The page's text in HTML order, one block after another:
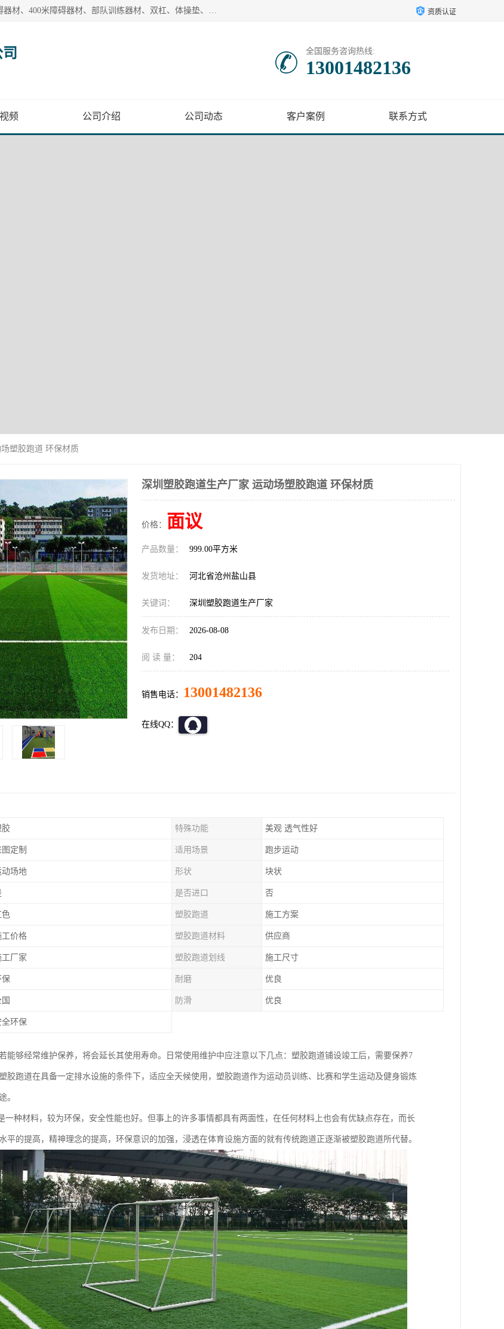
【1分钟前更新】盐山洛龙体育器材销售有限公司批量供应：300米障碍器材、400米障碍器材、部队训练器材、双杠、体操垫、舞蹈把杆等产品。盐山洛龙体育器材销售有限公司经过多年的发展，集研发，生产，销售，售后服务为一体. 奉行“质量，信誉，服务”的宗旨，以开拓创新的精神和真诚守信的态度积极进取。 资质认证
全国服务咨询热线:
13001482136
频 公司介绍 公司动态 客户案例 联系方式
塑胶跑道 环保材质
深圳塑胶跑道生产厂家 运动场塑胶跑道 环保材质
价格： 面议
产品数量： 999.00平方米
发货地址： 河北省沧州盐山县
关键词： 深圳塑胶跑道生产厂家
发布日期： 2026-08-08
阅 读 量： 204
销售电话： 13001482136
在线QQ：
胶 特殊功能 美观 透气性好
定制 适用场景 跑步运动
动场地 形状 块状
是否进口 否
色 塑胶跑道 施工方案
工价格 塑胶跑道材料 供应商
工厂家 塑胶跑道划线 施工尺寸
保 耐磨 优良
防滑 优良
全环保
能够经常维护保养，将会延长其使用寿命。日常使用维护中应注意以下几点：塑胶跑道铺设竣工后，需要保养7
胶跑道在具备一定排水设施的条件下，适应全天候使用，塑胶跑道作为运动员训练、比赛和学生运动及健身锻炼
。
一种材料，较为环保，安全性能也好。但事上的许多事情都具有两面性，在任何材料上也会有优缺点存在，而长
平的提高，精神理念的提高，环保意识的加强，浸透在体育设施方面的就有传统跑道正逐渐被塑胶跑道所代替。